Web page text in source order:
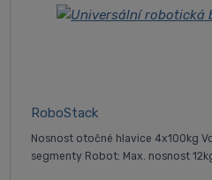
RoboStack
Nosnost otočné hlavice 4x100kg
segmenty Robot: Max. nosnost